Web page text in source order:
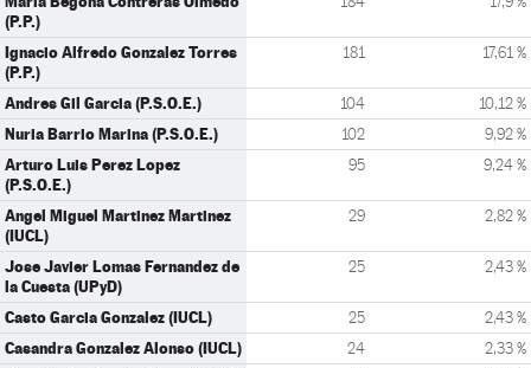
(P.P.)
Ignacio Alfredo Gonzalez Torres
(P.P.)
181 17,61 %
Andres Gil Garcia (P.S.O.E.) 104 10,12 %
Nuria Barrio Marina (P.S.O.E.) 102 9,92 %
Arturo Luis Perez Lopez
(P.S.O.E.)
95 9,24 %
Angel Miguel Martinez Martinez
(IUCL)
29 2,82 %
Jose Javier Lomas Fernandez de
la Cuesta (UPyD)
25 2,43 %
Casto Garcia Gonzalez (IUCL) 25 2,43 %
Casandra Gonzalez Alonso (IUCL) 24 2,33 %